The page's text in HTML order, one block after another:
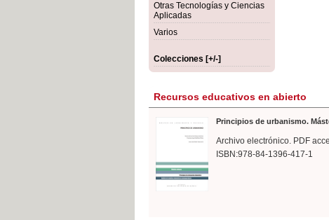
Otras Tecnologías y Ciencias
Aplicadas
Varios
Colecciones [+/-]
Recursos educativos en abierto
Principios de urbanismo.
Archivo electrónico. PDF
ISBN:978-84-1396-417-1